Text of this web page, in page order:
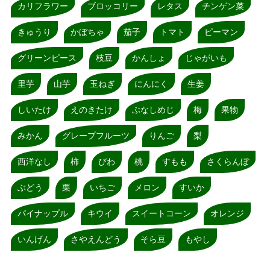
カリフラワー ブロッコリー レタス チンゲン菜
きゅうり かぼちゃ 茄子 トマト ピーマン
グリーンピース 枝豆 かんしょ じゃがいも
里芋 山芋 玉ねぎ にんにく 生姜
しいたけ えのきたけ ぶなしめじ 梅 果物
みかん グレープフルーツ りんご 梨
西洋なし 柿 びわ 桃 すもも さくらんぼ
ぶどう 栗 いちご メロン すいか
パイナップル キウイ スイートコーン オレンジ
いんげん さやえんどう そら豆 もやし